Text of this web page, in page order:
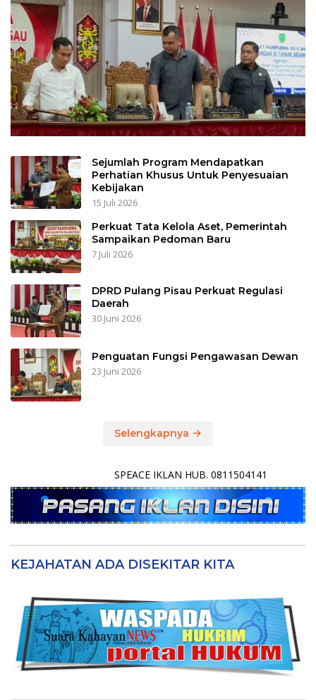
Sejumlah Program Mendapatkan
Perhatian Khusus Untuk Penyesuaian
Kebijakan
15 Juli 2026
Perkuat Tata Kelola Aset, Pemerintah
Sampaikan Pedoman Baru
7 Juli 2026
DPRD Pulang Pisau Perkuat Regulasi
Daerah
30 Juni 2026
Penguatan Fungsi Pengawasan Dewan
23 Juni 2026
Selengkapnya
SPEACE IKLAN HUB. 0811504141
KEJAHATAN ADA DISEKITAR KITA